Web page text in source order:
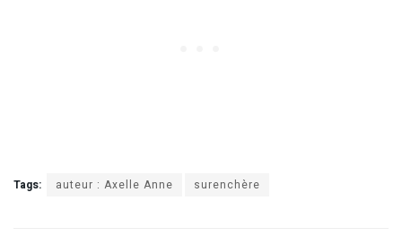
Tags: auteur : Axelle Anne surenchère